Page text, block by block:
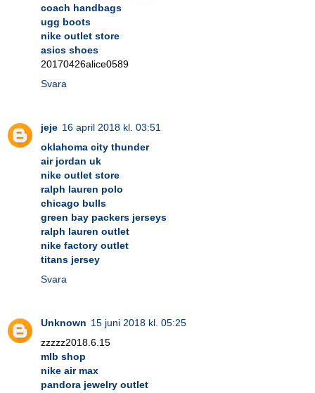
coach handbags
ugg boots
nike outlet store
asics shoes
20170426alice0589
Svara
jeje 16 april 2018 kl. 03:51
oklahoma city thunder
air jordan uk
nike outlet store
ralph lauren polo
chicago bulls
green bay packers jerseys
ralph lauren outlet
nike factory outlet
titans jersey
Svara
Unknown 15 juni 2018 kl. 05:25
zzzzz2018.6.15
mlb shop
nike air max
pandora jewelry outlet